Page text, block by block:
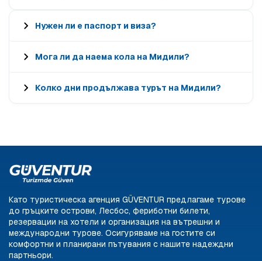
Нужен ли е паспорт и виза?
Мога ли да наема кола на Мидили?
Колко дни продължава турът на Мидили?
Като туристическа агенция GÜVENTUR предлагаме турове
до гръцките острови, Лесбос, фериботни билети,
резервации на хотели и организация на вътрешни и
международни турове. Осигуряваме на гостите си
комфортни и планирани пътувания с нашите надеждни
партньори.